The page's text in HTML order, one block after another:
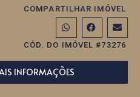
COMPARTILHAR IMÓVEL
CÓD. DO IMÓVEL #73276
INFORMAÇÕES